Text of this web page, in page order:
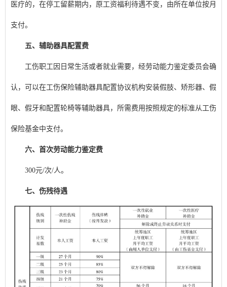
医疗的，在停工留薪期内，原工资福利待遇不变，由所在单位按月
支付。
五、辅助器具配置费
工伤职工因日常生活或者就业需要，经劳动能力鉴定委员会确
认，可以在工伤保险辅助器具配置协议机构安装假肢、矫形器、假
眼、假牙和配置轮椅等辅助器具，所需费用按照规定的标准从工伤
保险基金中支付。
六、首次劳动能力鉴定费
300元/次/人。
七、伤残待遇